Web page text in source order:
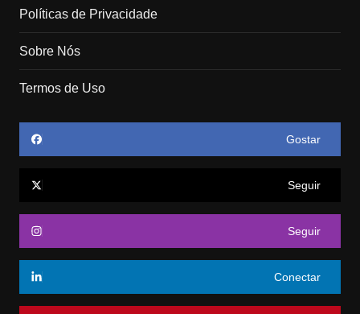
Políticas de Privacidade
Sobre Nós
Termos de Uso
Gostar
Seguir
Seguir
Conectar